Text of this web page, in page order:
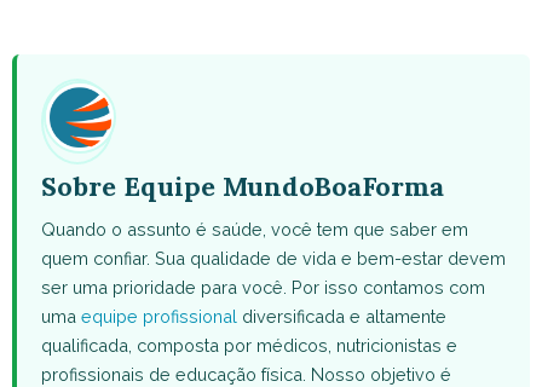
Sobre Equipe MundoBoaForma
Quando o assunto é saúde, você tem que saber em
quem confiar. Sua qualidade de vida e bem-estar devem
ser uma prioridade para você. Por isso contamos com
uma equipe profissional diversificada e altamente
qualificada, composta por médicos, nutricionistas e
profissionais de educação física. Nosso objetivo é